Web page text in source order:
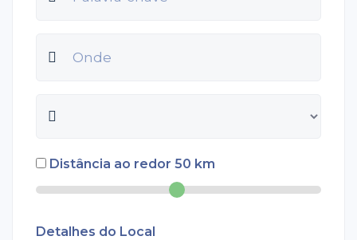
Distância ao redor 50 km
Detalhes do Local